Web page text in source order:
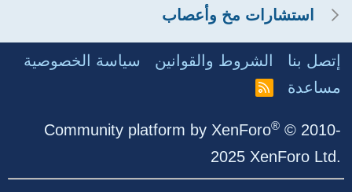
استشارات مخ وأعصاب
إتصل بنا الشروط والقوانين
سياسة الخصوصية
مساعدة
R
Community platform by XenForo® © 2010-
2025 XenForo Ltd.